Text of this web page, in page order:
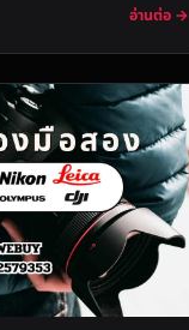
อ่านต่อ →